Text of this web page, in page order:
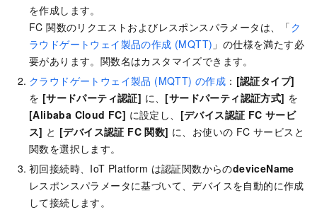
を作成します。
FC 関数のリクエストおよびレスポンスパラメータは、「ク
ラウドゲートウェイ製品の作成 (MQTT) 」の仕様を満たす必
要があります。関数名はカスタマイズできます。
クラウドゲートウェイ製品 (MQTT) の作成 ： [認証タイプ]
を [サードパーティ認証] に、 [サードパーティ認証方式] を
[Alibaba Cloud FC] に設定し、 [デバイス認証 FC サービ
ス] と [デバイス認証 FC 関数] に、お使いの FC サービスと
関数を選択します。
初回接続時、IoT Platform は認証関数からのdeviceName
レスポンスパラメータに基づいて、デバイスを自動的に作成
して接続します。